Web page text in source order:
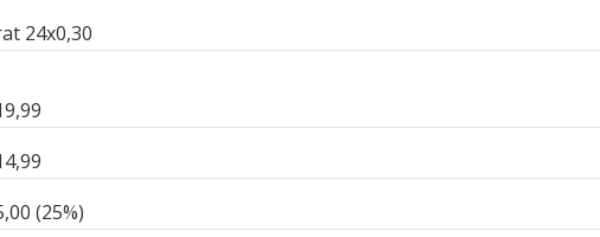
24x0,30
(25%)